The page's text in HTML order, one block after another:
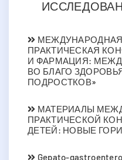
ПРАКТИЧЕСКАЯ
И ФАРМАЦИЯ:
ВО БЛАГО
ПОДРОСТКОВ»
МАТЕРИАЛЫ
ПРАКТИЧЕСКОЙ
ДЕТЕЙ: НОВЫЕ
Gepato-